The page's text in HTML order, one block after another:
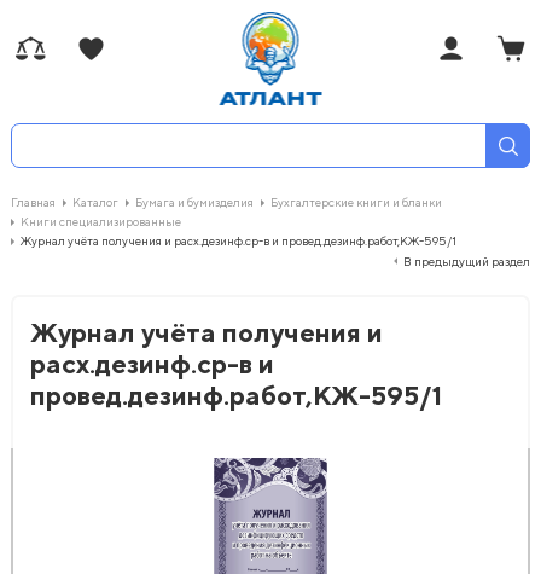
Главная Каталог Бумага и бумизделия
Бухгалтерские книги и бланки
Книги специализированные
Журнал учёта получения и расх.дезинф.ср-в и провед.дезинф.работ,КЖ-595/1
В предыдущий раздел
Журнал учёта получения и
расх.дезинф.ср-в и
провед.дезинф.работ,КЖ-595/1